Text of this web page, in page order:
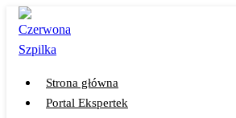
Przejdź
treści
Strona główna
Portal Ekspertek